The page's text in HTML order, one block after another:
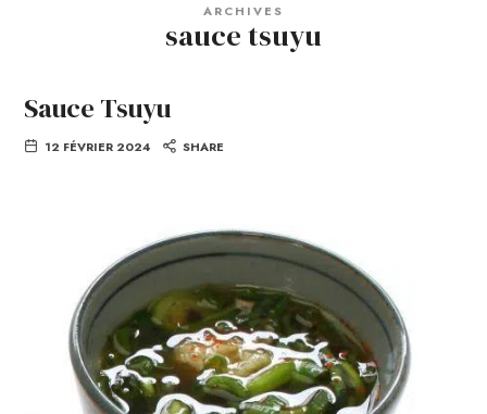
ARCHIVES
sauce tsuyu
Sauce Tsuyu
12 FÉVRIER 2024 SHARE